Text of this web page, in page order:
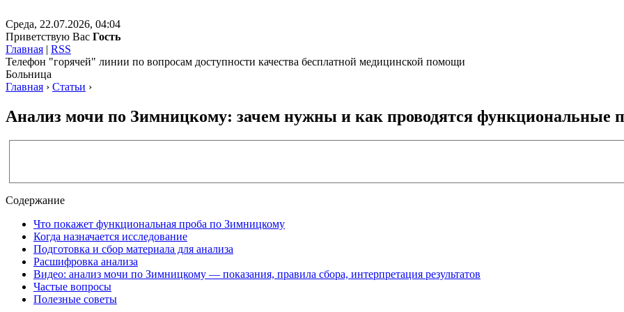
Среда, 22.07.2026, 04:04
Приветствую Вас Гость
Главная | RSS
Телефон "горячей" линии по вопросам доступности качества бесплатной медицинской помощи
Больница
Главная › Статьи ›
Анализ мочи по Зимницкому: зачем нужны и как проводятся функциональные
Содержание
Что покажет функциональная проба по Зимницкому
Когда назначается исследование
Подготовка и сбор материала для анализа
Расшифровка анализа
Видео: анализ мочи по Зимницкому — показания, правила сбора, интерпретация результатов
Частые вопросы
Полезные советы